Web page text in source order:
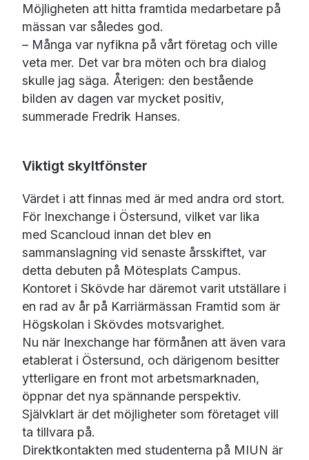
Möjligheten att hitta framtida medarbetare på
mässan var således god.
– Många var nyfikna på vårt företag och ville
veta mer. Det var bra möten och bra dialog
skulle jag säga. Återigen: den bestående
bilden av dagen var mycket positiv,
summerade Fredrik Hanses.
Viktigt skyltfönster
Värdet i att finnas med är med andra ord stort.
För Inexchange i Östersund, vilket var lika
med Scancloud innan det blev en
sammanslagning vid senaste årsskiftet, var
detta debuten på Mötesplats Campus.
Kontoret i Skövde har däremot varit utställare i
en rad av år på Karriärmässan Framtid som är
Högskolan i Skövdes motsvarighet.
Nu när Inexchange har förmånen att även vara
etablerat i Östersund, och därigenom besitter
ytterligare en front mot arbetsmarknaden,
öppnar det nya spännande perspektiv.
Självklart är det möjligheter som företaget vill
ta tillvara på.
Direktkontakten med studenterna på MIUN är